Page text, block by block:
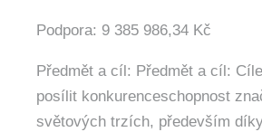
Podpora: 9 385 986,34 Kč
Předmět a cíl: Předmět a cíl:
posílit konkurenceschopnost
světových trzích, především